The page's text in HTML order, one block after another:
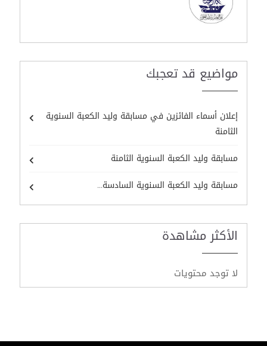
مواضيع قد تعجبك
إعلان أسماء الفائزين في مسابقة وليد الكعبة السنوية
الثامنة
مسابقة وليد الكعبة السنوية الثامنة
مسابقة وليد الكعبة السنوية السادسة...
الأكثر مشاهدة
لا توجد محتويات